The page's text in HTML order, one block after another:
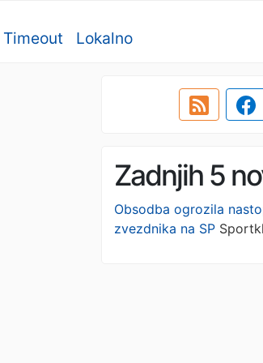
Timeout Lokalno
Zadnjih 5
Obsodba ogrozila
zvezdnika na SP